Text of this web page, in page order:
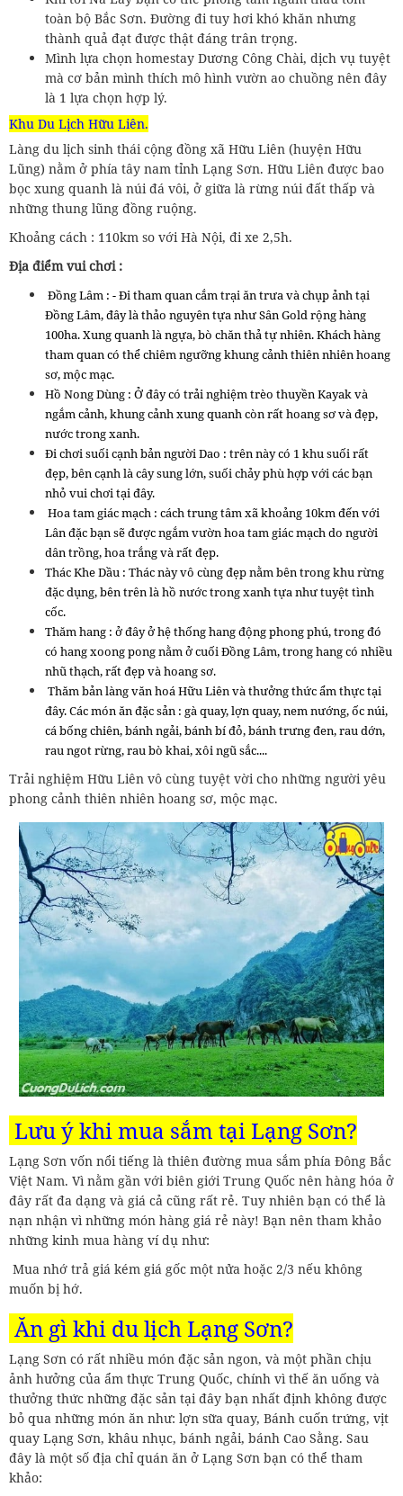
toàn bộ Bắc Sơn. Đường đi tuy hơi khó khăn nhưng
thành quả đạt được thật đáng trân trọng.
Mình lựa chọn homestay Dương Công Chài, dịch vụ tuyệt
mà cơ bản mình thích mô hình vườn ao chuồng nên đây
là 1 lựa chọn hợp lý.
Khu Du Lịch Hữu Liên.
Làng du lịch sinh thái cộng đồng xã Hữu Liên (huyện Hữu
Lũng) nằm ở phía tây nam tỉnh Lạng Sơn. Hữu Liên được bao
bọc xung quanh là núi đá vôi, ở giữa là rừng núi đất thấp và
những thung lũng đồng ruộng.
Khoảng cách : 110km so với Hà Nội, đi xe 2,5h.
Địa điểm vui chơi :
Đồng Lâm : - Đi tham quan cắm trại ăn trưa và chụp ảnh tại
Đồng Lâm, đây là thảo nguyên tựa như Sân Gold rộng hàng
100ha. Xung quanh là ngựa, bò chăn thả tự nhiên. Khách hàng
tham quan có thể chiêm ngưỡng khung cảnh thiên nhiên hoang
sơ, mộc mạc.
Hồ Nong Dùng : Ở đây có trải nghiệm trèo thuyền Kayak và
ngắm cảnh, khung cảnh xung quanh còn rất hoang sơ và đẹp,
nước trong xanh.
Đi chơi suối cạnh bản người Dao : trên này có 1 khu suối rất
đẹp, bên cạnh là cây sung lớn, suối chảy phù hợp với các bạn
nhỏ vui chơi tại đây.
Hoa tam giác mạch : cách trung tâm xã khoảng 10km đến với
Lân đặc bạn sẽ được ngắm vườn hoa tam giác mạch do người
dân trồng, hoa trắng và rất đẹp.
Thác Khe Dầu : Thác này vô cùng đẹp nằm bên trong khu rừng
đặc dụng, bên trên là hồ nước trong xanh tựa như tuyệt tình
cốc.
Thăm hang : ở đây ở hệ thống hang động phong phú, trong đó
có hang xoong pong nằm ở cuối Đồng Lâm, trong hang có nhiều
nhũ thạch, rất đẹp và hoang sơ.
Thăm bản làng văn hoá Hữu Liên và thưởng thức ẩm thực tại
đây. Các món ăn đặc sản : gà quay, lợn quay, nem nướng, ốc núi,
cá bống chiên, bánh ngải, bánh bí đỏ, bánh trưng đen, rau dớn,
rau ngot rừng, rau bò khai, xôi ngũ sắc....
Trải nghiệm Hữu Liên vô cùng tuyệt vời cho những người yêu
phong cảnh thiên nhiên hoang sơ, mộc mạc.
Lưu ý khi mua sắm tại Lạng Sơn?
Lạng Sơn vốn nổi tiếng là thiên đường mua sắm phía Đông Bắc
Việt Nam. Vì nằm gần với biên giới Trung Quốc nên hàng hóa ở
đây rất đa dạng và giá cả cũng rất rẻ. Tuy nhiên bạn có thể là
nạn nhận vì những món hàng giá rẻ này! Bạn nên tham khảo
những kinh mua hàng ví dụ như:
Mua nhớ trả giá kém giá gốc một nửa hoặc 2/3 nếu không
muốn bị hớ.
Ăn gì khi du lịch Lạng Sơn?
Lạng Sơn có rất nhiều món đặc sản ngon, và một phần chịu
ảnh hưởng của ẩm thực Trung Quốc, chính vì thế ăn uống và
thưởng thức những đặc sản tại đây bạn nhất định không được
bỏ qua những món ăn như: lợn sữa quay, Bánh cuốn trứng, vịt
quay Lạng Sơn, khâu nhục, bánh ngải, bánh Cao Sằng. Sau
đây là một số địa chỉ quán ăn ở Lạng Sơn bạn có thể tham
khảo: